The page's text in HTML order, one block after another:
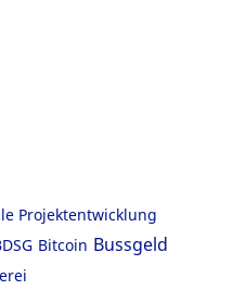
Projektentwicklung
Bitcoin Bussgeld